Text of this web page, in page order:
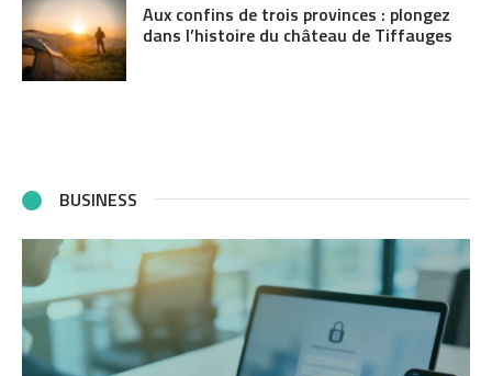
Aux confins de trois provinces : plongez
dans l’histoire du château de Tiffauges
BUSINESS